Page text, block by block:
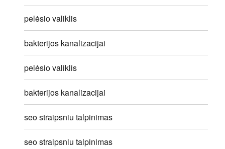
pelėsio valiklis
bakterijos kanalizacijai
pelėsio valiklis
bakterijos kanalizacijai
seo straipsniu talpinimas
seo straipsniu talpinimas